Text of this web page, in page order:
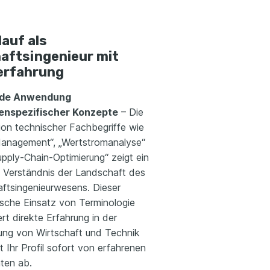
als
mit
Anwendung
Konzepte – Die
technischer Fachbegriffe wie
„Wertstromanalyse“
Chain-Optimierung“ zeigt ein
Verständnis der Landschaft des
Dieser
Einsatz von Terminologie
direkte Erfahrung in der
von Wirtschaft und Technik
Ihr Profil sofort von erfahrenen
ab.